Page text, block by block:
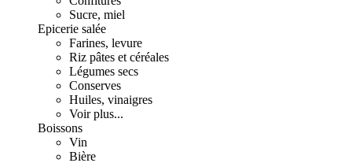
Sucre, miel
Epicerie salée
Farines, levure
Riz pâtes et céréales
Légumes secs
Conserves
Huiles, vinaigres
Voir plus...
Boissons
Vin
Bière